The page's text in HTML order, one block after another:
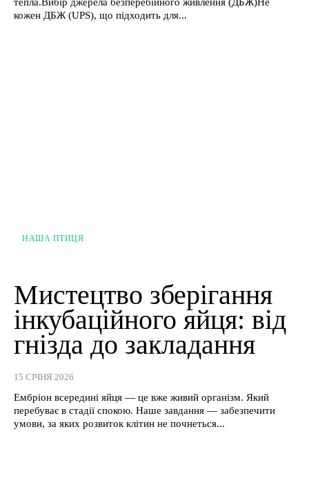
тепла.Вибір джерела безперебійного живлення (ДБЖ)Не
кожен ДБЖ (UPS), що підходить для...
НАША ПТИЦЯ
Мистецтво зберігання
інкубаційного яйця: від
гнізда до закладання
15 СІЧНЯ 2026
Ембріон всередині яйця — це вже живий організм. Який
перебуває в стадії спокою. Наше завдання — забезпечити
умови, за яких розвиток клітин не почнеться...